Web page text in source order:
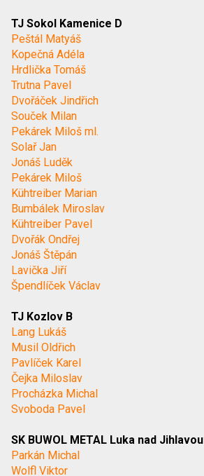
TJ Sokol Kamenice D
Peštál Matyáš
Kopečná Adéla
Hrdlička Tomáš
Trutna Pavel
Dvořáček Jindřich
Souček Milan
Pekárek Miloš ml.
Solař Jan
Jonáš Luděk
Pekárek Miloš
Kühtreiber Marian
Bumbálek Miroslav
Kühtreiber Pavel
Dvořák Ondřej
Jonáš Štěpán
Lavička Jiří
Špendlíček Václav
TJ Kozlov B
Lang Lukáš
Musil Oldřich
Pavlíček Karel
Čejka Miloslav
Procházka Michal
Svoboda Pavel
SK BUWOL METAL Luka nad Jihlavou
Parkán Michal
Wolfl Viktor